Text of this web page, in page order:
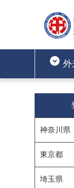
外
神奈川県
東京都
埼玉県